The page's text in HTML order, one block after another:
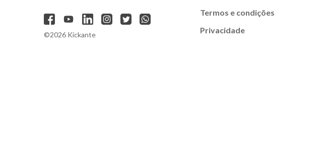
©2026 Kickante
Termos e condições
Privacidade